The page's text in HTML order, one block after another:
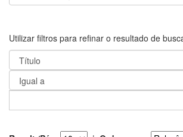
Utilizar filtros para refinar o resultado de